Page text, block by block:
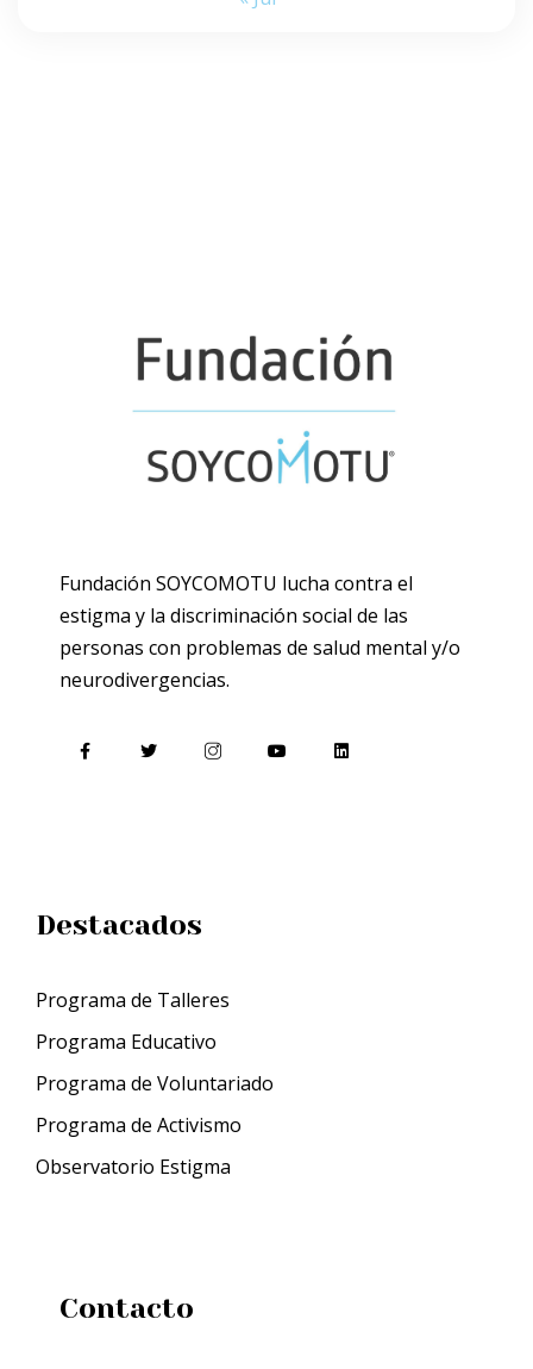
Fundación SOYCOMOTU lucha contra el
estigma y la discriminación social de las
personas con problemas de salud mental y/o
neurodivergencias.
Destacados
Programa de Talleres
Programa Educativo
Programa de Voluntariado
Programa de Activismo
Observatorio Estigma
Contacto